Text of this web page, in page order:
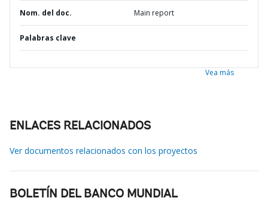
Nom. del doc. Main report
Palabras clave
Vea más
ENLACES RELACIONADOS
Ver documentos relacionados con los proyectos
BOLETÍN DEL BANCO MUNDIAL